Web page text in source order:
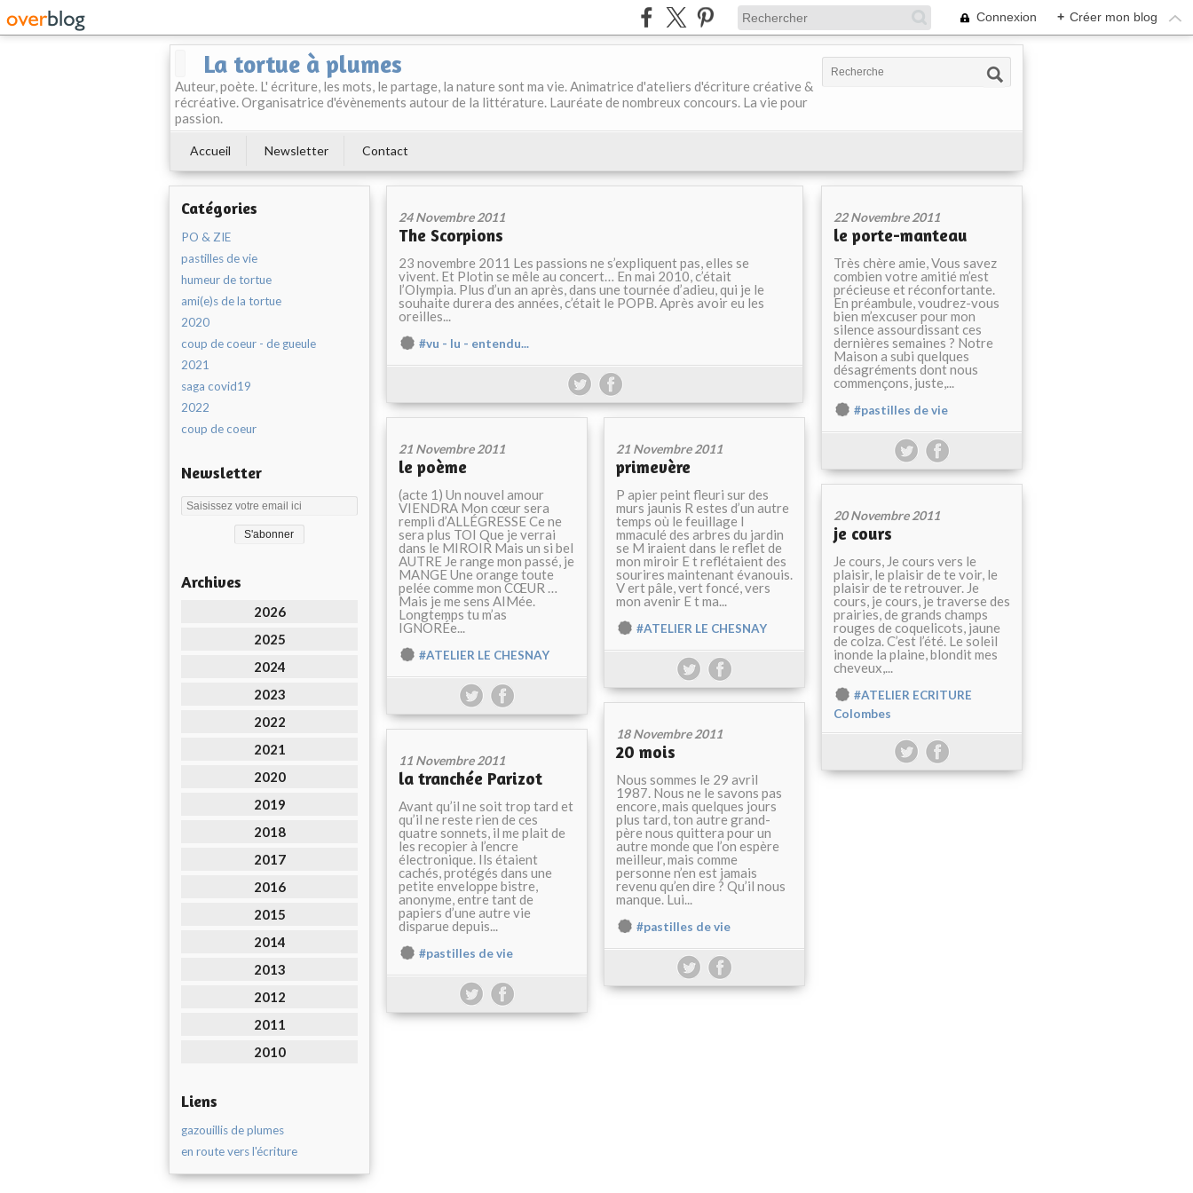
Connexion + Créer mon blog
La tortue à plumes
Auteur, poète. L' écriture, les mots, le partage, la nature sont ma vie. Animatrice d'ateliers d'écriture créative &
récréative. Organisatrice d'évènements autour de la littérature. Lauréate de nombreux concours. La vie pour
passion.
Accueil Newsletter Contact
Catégories
PO & ZIE
pastilles de vie
humeur de tortue
ami(e)s de la tortue
2020
coup de coeur - de gueule
2021
saga covid19
2022
coup de coeur
Newsletter
Archives
2026
2025
2024
2023
2022
2021
2020
2019
2018
2017
2016
2015
2014
2013
2012
2011
2010
Liens
gazouillis de plumes
en route vers l'écriture
24 Novembre 2011
The Scorpions
23 novembre 2011 Les passions ne s’expliquent pas, elles se
vivent. Et Plotin se mêle au concert… En mai 2010, c’était
l’Olympia. Plus d’un an après, dans une tournée d’adieu, qui je le
souhaite durera des années, c’était le POPB. Après avoir eu les
oreilles...
#vu - lu - entendu...
22 Novembre 2011
le porte-manteau
Très chère amie, Vous savez
combien votre amitié m’est
précieuse et réconfortante.
En préambule, voudrez-vous
bien m’excuser pour mon
silence assourdissant ces
dernières semaines ? Notre
Maison a subi quelques
désagréments dont nous
commençons, juste,...
#pastilles de vie
21 Novembre 2011
le poème
(acte 1) Un nouvel amour
VIENDRA Mon cœur sera
rempli d’ALLÉGRESSE Ce ne
sera plus TOI Que je verrai
dans le MIROIR Mais un si bel
AUTRE Je range mon passé, je
MANGE Une orange toute
pelée comme mon CŒUR …
Mais je me sens AIMée.
Longtemps tu m’as
IGNORÉe...
#ATELIER LE CHESNAY
21 Novembre 2011
primevère
P apier peint fleuri sur des
murs jaunis R estes d’un autre
temps où le feuillage I
mmaculé des arbres du jardin
se M iraient dans le reflet de
mon miroir E t reflétaient des
sourires maintenant évanouis.
V ert pâle, vert foncé, vers
mon avenir E t ma...
#ATELIER LE CHESNAY
20 Novembre 2011
je cours
Je cours, Je cours vers le
plaisir, le plaisir de te voir, le
plaisir de te retrouver. Je
cours, je cours, je traverse des
prairies, de grands champs
rouges de coquelicots, jaune
de colza. C’est l’été. Le soleil
inonde la plaine, blondit mes
cheveux,...
#ATELIER ECRITURE
Colombes
18 Novembre 2011
20 mois
Nous sommes le 29 avril
1987. Nous ne le savons pas
encore, mais quelques jours
plus tard, ton autre grand-
père nous quittera pour un
autre monde que l’on espère
meilleur, mais comme
personne n’en est jamais
revenu qu’en dire ? Qu’il nous
manque. Lui...
#pastilles de vie
11 Novembre 2011
la tranchée Parizot
Avant qu’il ne soit trop tard et
qu’il ne reste rien de ces
quatre sonnets, il me plait de
les recopier à l’encre
électronique. Ils étaient
cachés, protégés dans une
petite enveloppe bistre,
anonyme, entre tant de
papiers d’une autre vie
disparue depuis...
#pastilles de vie